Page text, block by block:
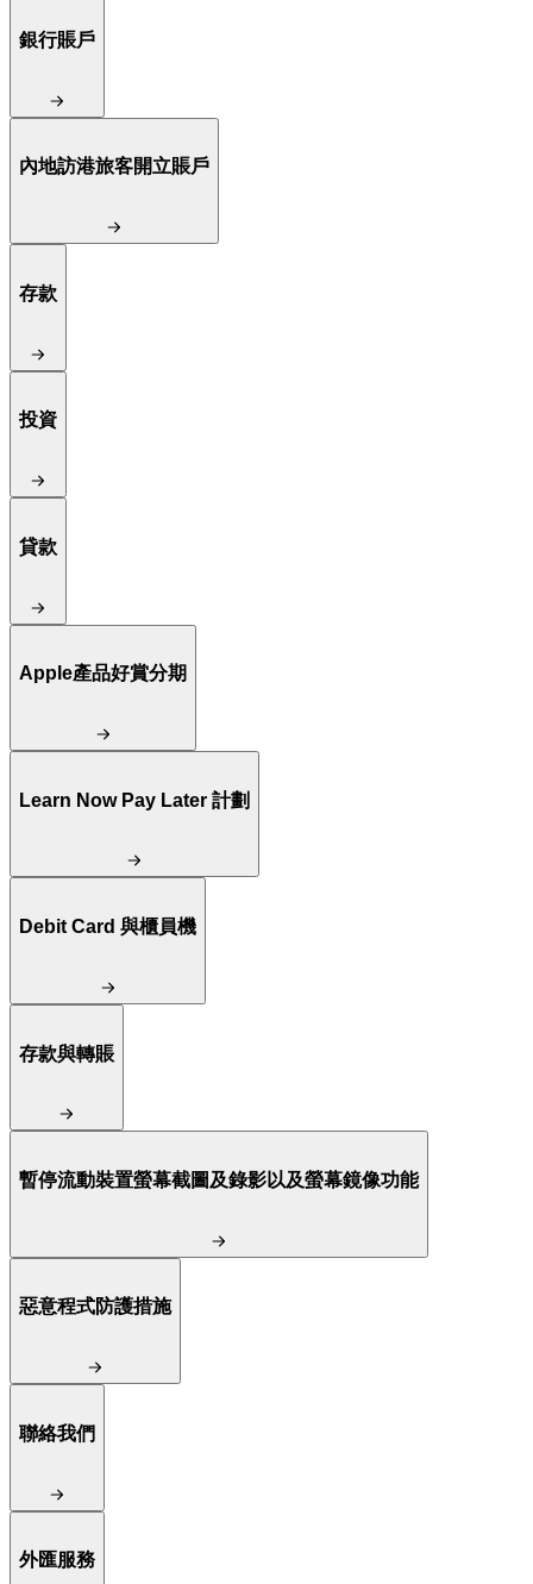
銀行賬戶
內地訪港旅客開立賬戶
存款
投資
貸款
Apple產品好賞分期
Learn Now Pay Later 計劃
Debit Card 與櫃員機
存款與轉賬
暫停流動裝置螢幕截圖及錄影以及螢幕鏡像功能
惡意程式防護措施
聯絡我們
外匯服務